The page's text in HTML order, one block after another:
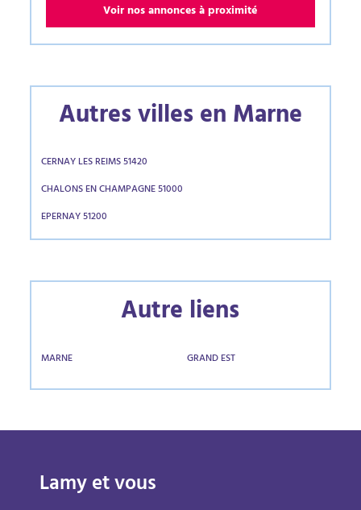
Voir nos annonces à proximité
Autres villes en Marne
CERNAY LES REIMS 51420
CHALONS EN CHAMPAGNE 51000
EPERNAY 51200
Autre liens
MARNE GRAND EST
Lamy et vous